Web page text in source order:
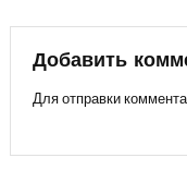
по
записям
Добавить
Для отправки